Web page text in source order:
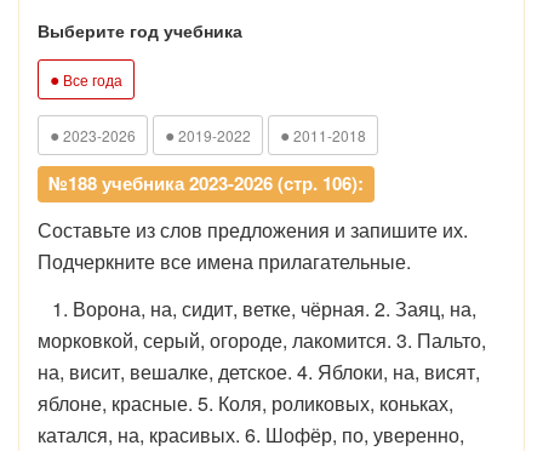
Выберите год учебника
● Все года
● 2023-2026 ● 2019-2022 ● 2011-2018
№188 учебника 2023-2026 (стр. 106):
Составьте из слов предложения и запишите их.
Подчеркните все имена прилагательные.
1. Ворона, на, сидит, ветке, чёрная. 2. Заяц, на,
морковкой, серый, огороде, лакомится. 3. Пальто,
на, висит, вешалке, детское. 4. Яблоки, на, висят,
яблоне, красные. 5. Коля, роликовых, коньках,
катался, на, красивых. 6. Шофёр, по, уверенно,